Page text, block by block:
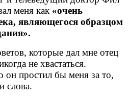
меня как «очень
являющегося образцом
которые дал мне отец
не хвастаться.
он простил бы меня за то,
слова.